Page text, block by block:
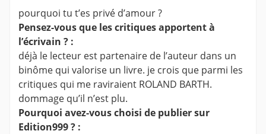
pourquoi tu t’es privé d’amour ?
Pensez-vous que les critiques apportent à
l’écrivain ? :
déjà le lecteur est partenaire de l’auteur dans un
binôme qui valorise un livre. je crois que parmi les
critiques qui me raviraient ROLAND BARTH.
dommage qu’il n’est plu.
Pourquoi avez-vous choisi de publier sur
Edition999 ? :